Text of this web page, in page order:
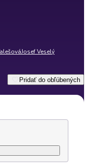
Josef Veselý
Pridať do obľúbených